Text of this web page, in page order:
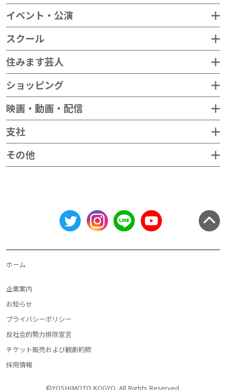
イベント・公演
スクール
住みます芸人
ショッピング
映画・動画・配信
支社
その他
ホーム
企業案内
お知らせ
プライバシーポリシー
反社会的勢力排除宣言
チケット販売および観劇約款
採用情報
©YOSHIMOTO KOGYO, All Rights Reserved.